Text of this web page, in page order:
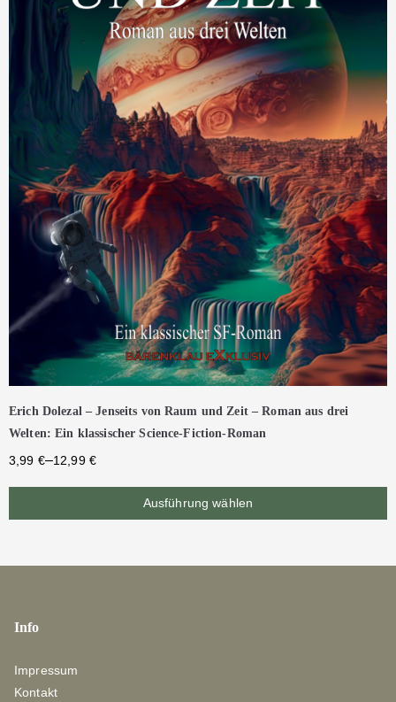
Erich Dolezal – Jenseits von Raum und Zeit – Roman aus drei
Welten: Ein klassischer Science-Fiction-Roman
3,99 €–12,99 €
Ausführung wählen
Info
Impressum
Kontakt